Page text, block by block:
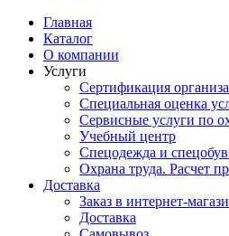
Главная
Каталог
О компании
Услуги
Сертификация
Специальная оценка
Сервисные услуги по
Учебный центр
Спецодежда и
Охрана труда. Расчет
Доставка
Заказ в интернет-
Доставка